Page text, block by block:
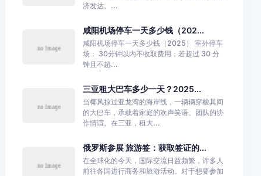
济发达、...
咸阳机场停车一天多少钱（202...
咸阳机场停车一天多少钱（2025） 室外停车
场： 30分钟以内不收取费用；若超过 30 分
钟且不超...
三亚租大巴车多少一天？2025...
当椰风掠过亚龙湾的海岸线，一辆辆穿梭其间
的大巴车，承载着家庭的欢声笑语、团队的协
作情谊。在三亚，租大...
俄罗斯参展 旅游签：获取签证的...
在全球化的今天，国际交流日益频繁，许多人
前往各国进行商务和旅游活动。对于想要参加